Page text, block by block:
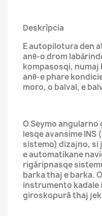
Deskrìpcia
E autopilotura den
anθ-o drom
kompasosqi,
anθ-e phare
moro, o balval, e
O Seymo
lesqe avansime
sistemo) dizajno,
e automatikane
rigăripnasqe
barka thaj e barka.
instrumento
giroskopură thaj